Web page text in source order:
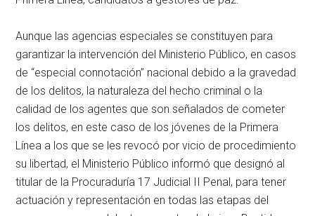
Aunque las agencias especiales se constituyen para
garantizar la intervención del Ministerio Público, en casos
de “especial connotación” nacional debido a la gravedad
de los delitos, la naturaleza del hecho criminal o la
calidad de los agentes que son señalados de cometer
los delitos, en este caso de los jóvenes de la Primera
Línea a los que se les revocó por vicio de procedimiento
su libertad, el Ministerio Público informó que designó al
titular de la Procuraduría 17 Judicial II Penal, para tener
actuación y representación en todas las etapas del